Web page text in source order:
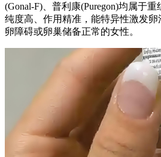
(Gonal-F)、普利康(Puregon)均属于重
纯度高、作用精准，能特异性激发
卵障碍或卵巢储备正常的女性。